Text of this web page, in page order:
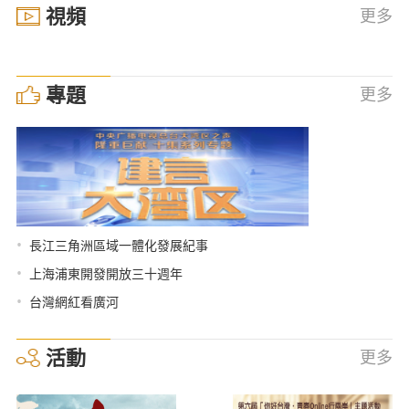
視頻 更多
專題 更多
• 長江三角洲區域一體化發展紀事
• 上海浦東開發開放三十週年
• 台灣網紅看廣河
活動 更多